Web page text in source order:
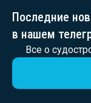
Последние
в нашем
Все о